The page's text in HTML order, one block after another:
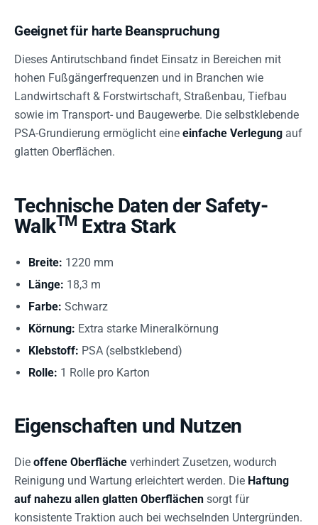
Geeignet für harte Beanspruchung
Dieses Antirutschband findet Einsatz in Bereichen mit
hohen Fußgängerfrequenzen und in Branchen wie
Landwirtschaft & Forstwirtschaft, Straßenbau, Tiefbau
sowie im Transport- und Baugewerbe. Die selbstklebende
PSA-Grundierung ermöglicht eine einfache Verlegung auf
glatten Oberflächen.
Technische Daten der Safety-
WalkTM Extra Stark
Breite: 1220 mm
Länge: 18,3 m
Farbe: Schwarz
Körnung: Extra starke Mineralkörnung
Klebstoff: PSA (selbstklebend)
Rolle: 1 Rolle pro Karton
Eigenschaften und Nutzen
Die offene Oberfläche verhindert Zusetzen, wodurch
Reinigung und Wartung erleichtert werden. Die Haftung
auf nahezu allen glatten Oberflächen sorgt für
konsistente Traktion auch bei wechselnden Untergründen.